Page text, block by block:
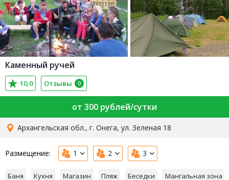
Каменный ручей
10,0 Отзывы 0
от 300 рублей/сутки
Архангельская обл., г. Онега, ул. Зеленая 18
Размещение: 1 2 3
Баня Кухня Магазин Пляж Беседки Мангальная зона